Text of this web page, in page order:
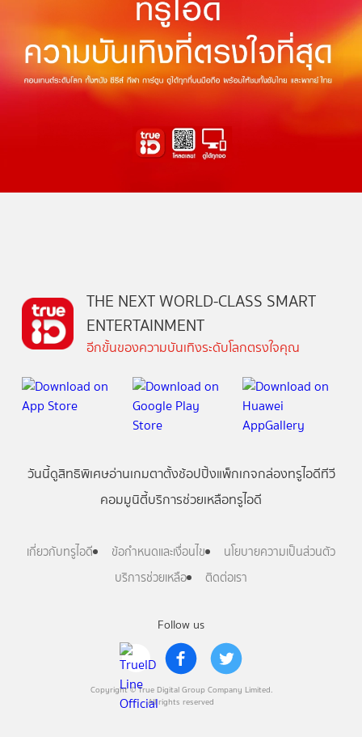
Follow us
Copyright © True Digital Group Company Limited.
All rights reserved
THE NEXT WORLD-CLASS SMART
ENTERTAINMENT
อีกขั้นของความบันเทิงระดับโลกตรงใจคุณ
วันนี้ดูสิทธิพิเศษอ่านเกมตาตั้งช้อปปิ้งแพ็กเกจกล่องทรูไอดีทีวี
คอมมูนิตี้บริการช่วยเหลือทรูไอดี
เกี่ยวกับทรูไอดี ข้อกำหนดและเงื่อนไข
นโยบายความเป็นส่วนตัว
บริการช่วยเหลือ
ติดต่อเรา